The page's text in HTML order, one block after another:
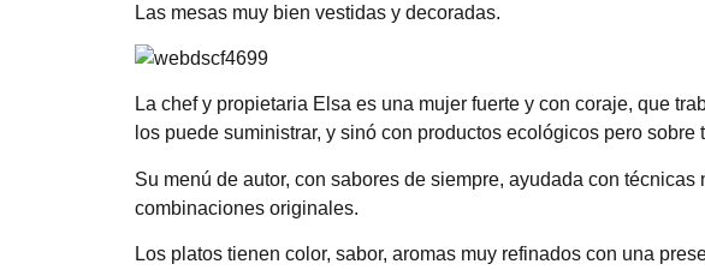
Las mesas muy bien vestidas y decoradas.
La chef y propietaria Elsa es una mujer fuerte y con coraje, que
los puede suministrar, y sinó con productos ecológicos pero sobre
Su menú de autor, con sabores de siempre, ayudada con
combinaciones originales.
Los platos tienen color, sabor, aromas muy refinados con una